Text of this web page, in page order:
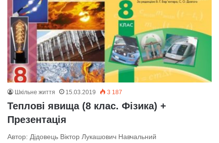
Шкільне життя 15.03.2019 3 187
Теплові явища (8 клас. Фізика) +
Презентація
Автор: Дідовець Віктор Лукашович Навчальний